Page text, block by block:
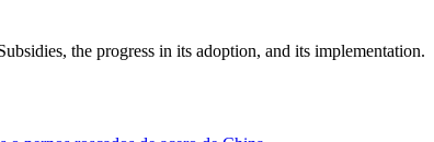
the progress in its adoption, and its implementation.